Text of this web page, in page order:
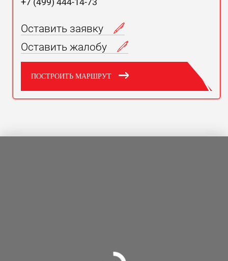
Оставить заявку
Оставить жалобу
ПОСТРОИТЬ МАРШРУТ